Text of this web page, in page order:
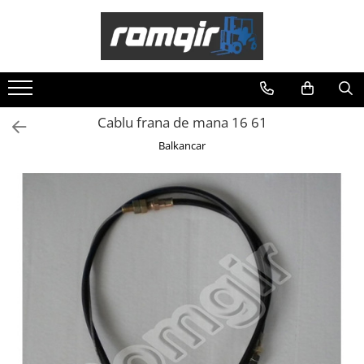
Piese Motor
Piese Motor D 2500
Piese Motor D 3900
Catarg Motostivuitor Balkancar
Piese Punte Fata
Butuci Balkancar
Piese Grup Diferențial
Piese Punte Față Motostivuitor
Planetare Balkancar
Sistem Alimentare Balkancar
Cablu frana de mana 16 61
Balkancar